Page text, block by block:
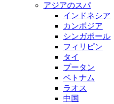
アジアのスパ
インドネシア
カンボジア
シンガポール
フィリピン
タイ
プータン
ベトナム
ラオス
中国